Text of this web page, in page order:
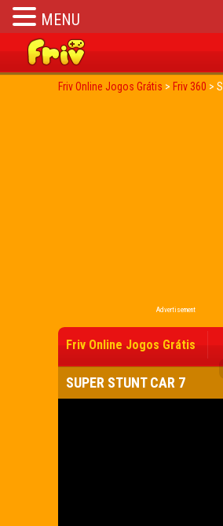
Friv Online Jogos Grátis > Friv 360 >
Advertisement
Friv Online Jogos Grátis
SUPER STUNT CAR 7
MENU